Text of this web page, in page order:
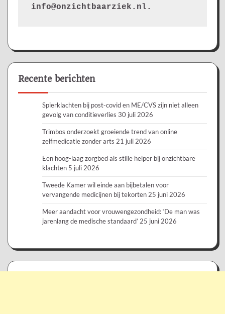
info@onzichtbaarziek.nl.
Recente berichten
Spierklachten bij post-covid en ME/CVS zijn niet alleen
gevolg van conditieverlies 30 juli 2026
Trimbos onderzoekt groeiende trend van online
zelfmedicatie zonder arts 21 juli 2026
Een hoog-laag zorgbed als stille helper bij onzichtbare
klachten 5 juli 2026
Tweede Kamer wil einde aan bijbetalen voor
vervangende medicijnen bij tekorten 25 juni 2026
Meer aandacht voor vrouwengezondheid: ‘De man was
jarenlang de medische standaard’ 25 juni 2026